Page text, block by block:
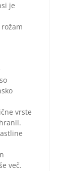
je
vrste
več.